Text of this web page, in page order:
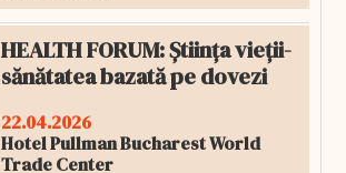
HEALTH FORUM: Știința vieții-
sănătatea bazată pe dovezi
22.04.2026
Hotel Pullman Bucharest World
Trade Center